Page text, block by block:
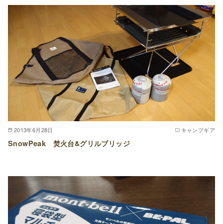
2013年6月28日 キャンプギア
SnowPeak 焚火台&グリルブリッジ